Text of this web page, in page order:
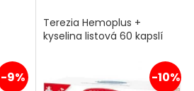
-9%
Terezia Hemoplus +
kyselina listová 60 kapslí
-10%